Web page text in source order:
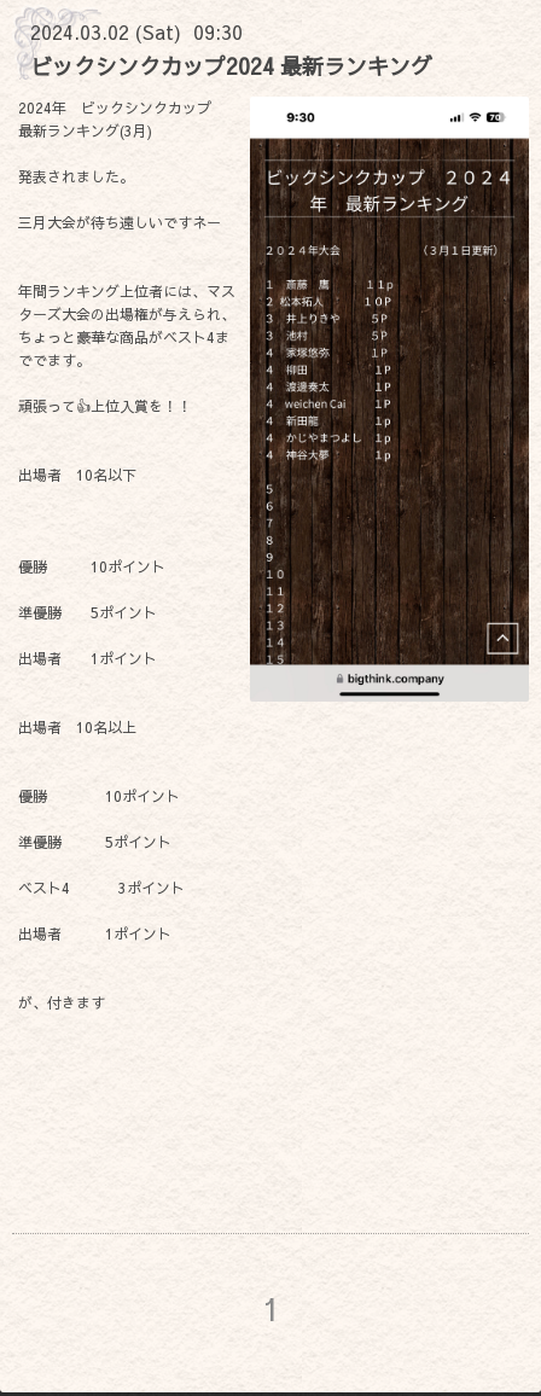
2024.03.02 (Sat) 09:30
ビックシンクカップ2024 最新ランキング
2024年 ビックシンクカップ
最新ランキング(3月)
発表されました。
三月大会が待ち遠しいですネー
年間ランキング上位者には、マス
ターズ大会の出場権が与えられ、
ちょっと豪華な商品がベスト4ま
ででます。
頑張って👍上位入賞を！！
出場者 10名以下
優勝 10ポイント
準優勝 5ポイント
出場者 1ポイント
出場者 10名以上
優勝 10ポイント
準優勝 5ポイント
ベスト4 3ポイント
出場者 1ポイント
が、付きます
1